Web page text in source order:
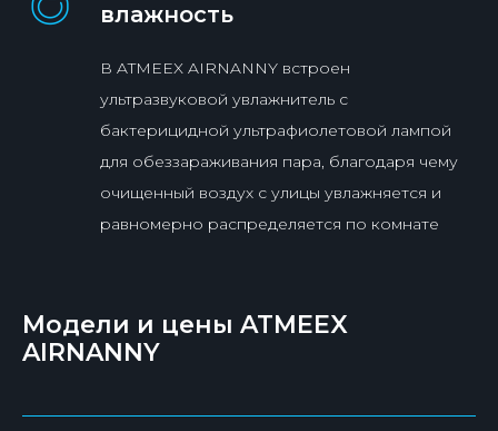
влажность
В ATMEEX AIRNANNY встроен
ультразвуковой увлажнитель с
бактерицидной ультрафиолетовой лампой
для обеззараживания пара, благодаря чему
очищенный воздух с улицы увлажняется и
равномерно распределяется по комнате
Модели и цены ATMEEX
AIRNANNY